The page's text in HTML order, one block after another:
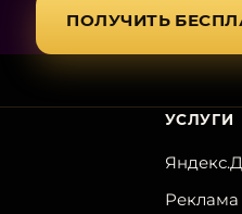
ПОЛУЧИТЬ
УСЛУГИ
Реклама